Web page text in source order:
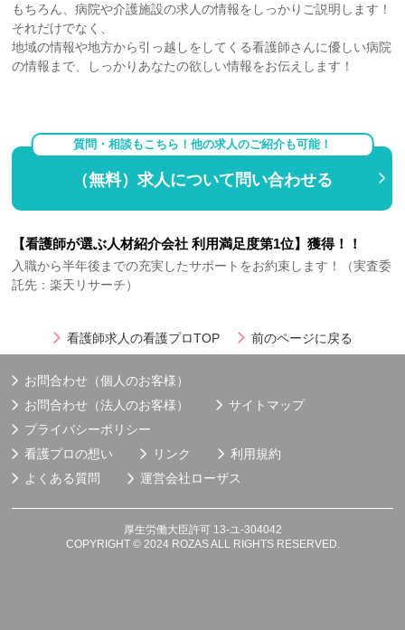
もちろん、病院や介護施設の求人の情報をしっかりご説明します！
それだけでなく、
地域の情報や地方から引っ越しをしてくる看護師さんに優しい病院
の情報まで、しっかりあなたの欲しい情報をお伝えします！
質問・相談もこちら！他の求人のご紹介も可能！
（無料）求人について問い合わせる
【看護師が選ぶ人材紹介会社 利用満足度第1位】獲得！！
入職から半年後までの充実したサポートをお約束します！（実査委
託先：楽天リサーチ）
看護師求人の看護プロTOP 前のページに戻る
お問合わせ（個人のお客様）
お問合わせ（法人のお客様）
サイトマップ
プライバシーポリシー
看護プロの想い
リンク
利用規約
よくある質問
運営会社ローザス
厚生労働大臣許可 13-ユ-304042
COPYRIGHT © 2024 ROZAS ALL RIGHTS RESERVED.